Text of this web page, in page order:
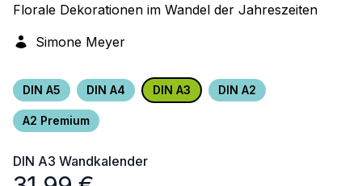
Florale Dekorationen im Wandel der Jahreszeiten
Simone Meyer
DIN A5 DIN A4 DIN A3 DIN A2
A2 Premium
DIN A3 Wandkalender